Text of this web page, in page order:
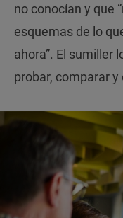
no conocían y que
esquemas de lo
ahora”. El sumiller
probar, comparar y